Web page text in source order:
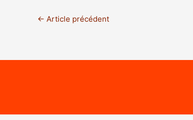
← Article précédent